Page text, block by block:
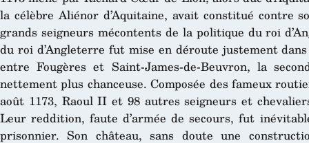
la célèbre Aliénor d’Aquitaine, avait constitué contre
grands seigneurs mécontents de la politique du roi
du roi d’Angleterre fut mise en déroute justement
entre Fougères et Saint-James-de-Beuvron, la
nettement plus chanceuse. Composée des fameux
août 1173, Raoul II et 98 autres seigneurs et
Leur reddition, faute d’armée de secours, fut
prisonnier. Son château, sans doute une